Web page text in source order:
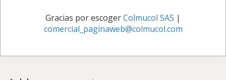
Gracias por escogerColmucol SAS |
comercial_paginaweb@colmucol.com